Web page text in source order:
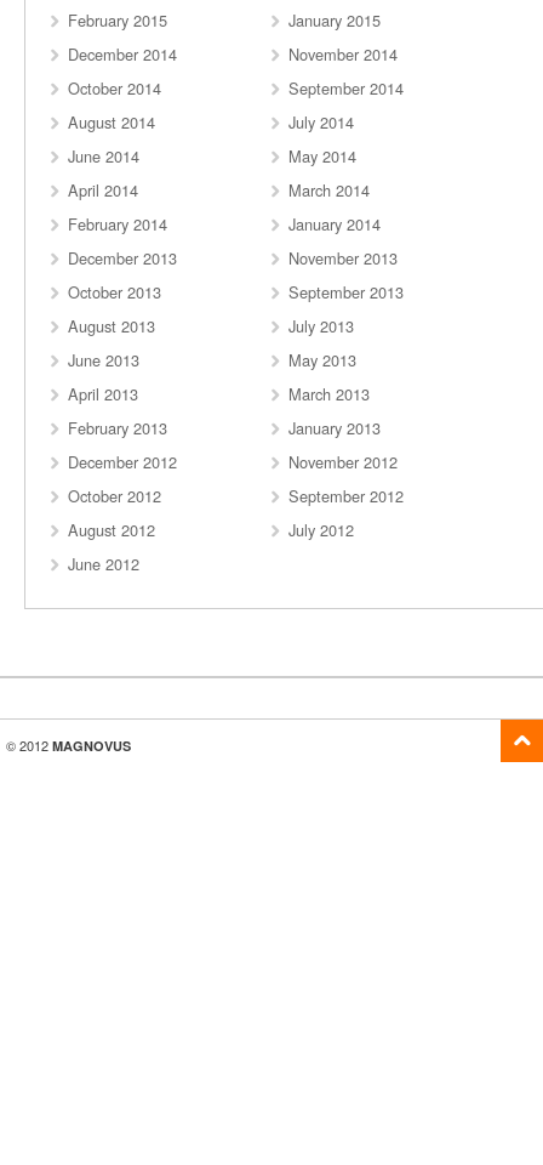
February 2015
January 2015
December 2014
November 2014
October 2014
September 2014
August 2014
July 2014
June 2014
May 2014
April 2014
March 2014
February 2014
January 2014
December 2013
November 2013
October 2013
September 2013
August 2013
July 2013
June 2013
May 2013
April 2013
March 2013
February 2013
January 2013
December 2012
November 2012
October 2012
September 2012
August 2012
July 2012
June 2012
© 2012 MAGNOVUS